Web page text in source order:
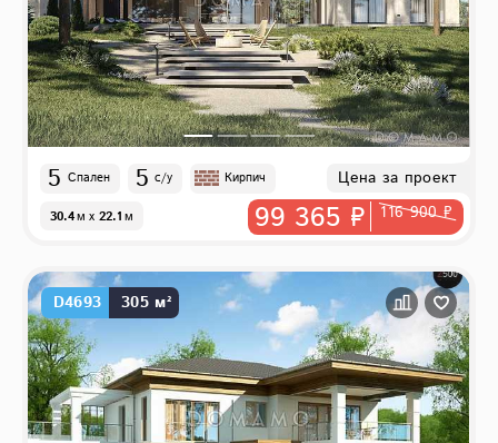
5 Спален 5 с/у Кирпич
30.4м x 22.1м
Цена за проект
99 365 ₽ 116 900 ₽
D4693 305 м²